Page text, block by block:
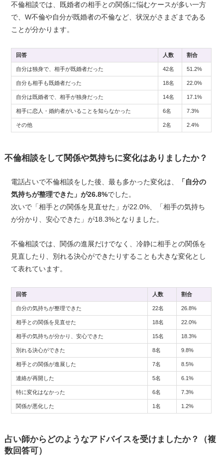
不倫相談では、既婚者の相手との関係に悩むケースが多い一方
で、W不倫や自分が既婚者の不倫など、状況がさまざまである
ことが分かります。
回答 人数 割合
自分は独身で、相手が既婚者だった 42名 51.2%
自分も相手も既婚者だった 18名 22.0%
自分は既婚者で、相手が独身だった 14名 17.1%
相手に恋人・婚約者がいることを知らなかった 6名 7.3%
その他 2名 2.4%
不倫相談をして関係や気持ちに変化はありましたか？
電話占いで不倫相談をした後、最も多かった変化は、
「自分の
気持ちが整理できた」が26.8%でした。
次いで「相手との関係を見直せた」が22.0%、「相手の気持ち
が分かり、安心できた」が18.3%となりました。
不倫相談では、関係の進展だけでなく、冷静に相手との関係を
見直したり、別れる決心ができたりすることも大きな変化とし
て表れています。
回答 人数 割合
自分の気持ちが整理できた 22名 26.8%
相手との関係を見直せた 18名 22.0%
相手の気持ちが分かり、安心できた 15名 18.3%
別れる決心ができた 8名 9.8%
相手との関係が進展した 7名 8.5%
連絡が再開した 5名 6.1%
特に変化はなかった 6名 7.3%
関係が悪化した 1名 1.2%
占い師からどのようなアドバイスを受けましたか？（複
数回答可）